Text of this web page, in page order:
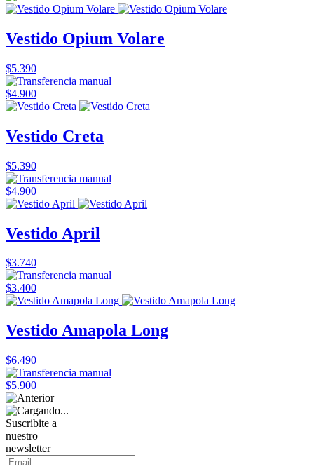
Vestido Opium Volare
$5.390
$4.900
Vestido Creta
$5.390
$4.900
Vestido April
$3.740
$3.400
Vestido Amapola Long
$6.490
$5.900
Suscribite a
nuestro
newsletter